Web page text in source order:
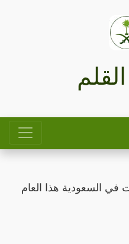
في السعودية هذا العام